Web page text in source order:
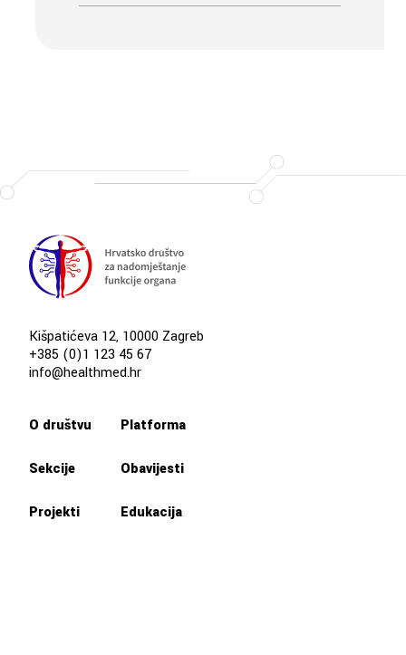
Kišpatićeva 12, 10000 Zagreb
+385 (0)1 123 45 67
info@healthmed.hr
O društvu
Sekcije
Projekti
Platforma
Obavijesti
Edukacija